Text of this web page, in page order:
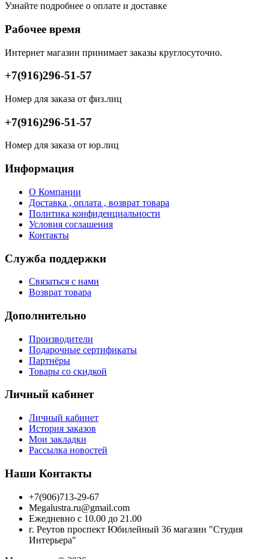
Узнайте подробнее о оплате и доставке
Рабочее время
Интернет магазин принимает заказы круглосуточно.
+7(916)296-51-57
Номер для заказа от физ.лиц
+7(916)296-51-57
Номер для заказа от юр.лиц
Информация
О Компании
Доставка , оплата , возврат товара
Политика конфиденциальности
Условия соглашения
Контакты
Служба поддержки
Связаться с нами
Возврат товара
Дополнительно
Производители
Подарочные сертификаты
Партнёры
Товары со скидкой
Личный кабинет
Личный кабинет
История заказов
Мои закладки
Рассылка новостей
Наши Контакты
+7(906)713-29-67
Megalustra.ru@gmail.com
Ежедневно с 10.00 до 21.00
г. Реутов проспект Юбилейный 36 магазин "Студия
Интерьера"